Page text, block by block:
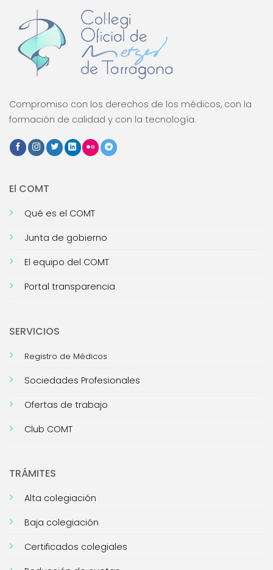
Compromiso con los derechos de los médicos, con la
formación de calidad y con la tecnología.
El COMT
Qué es el COMT
Junta de gobierno
El equipo del COMT
Portal transparencia
SERVICIOS
Registro de Médicos
Sociedades Profesionales
Ofertas de trabajo
Club COMT
TRÁMITES
Alta colegiación
Baja colegiación
Certificados colegiales